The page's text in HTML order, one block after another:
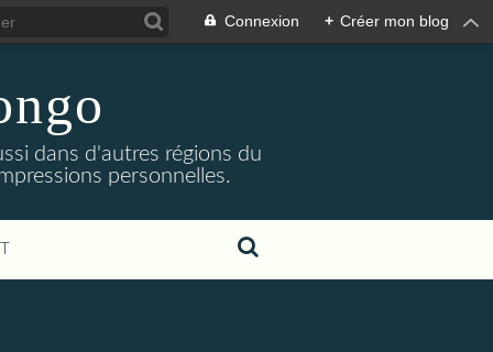
Connexion + Créer mon blog
dans d'autres régions du
personnelles.